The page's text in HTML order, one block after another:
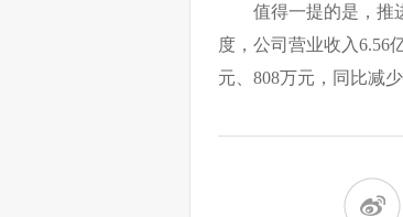
值得一提的是，推
度，公司营业收入6.56
元、808万元，同比减少